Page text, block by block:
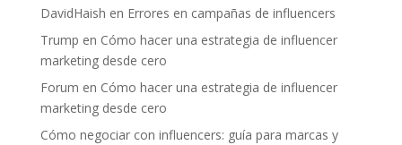
DavidHaish en Errores en campañas de influencers
Trump en Cómo hacer una estrategia de influencer
marketing desde cero
Forum en Cómo hacer una estrategia de influencer
marketing desde cero
Cómo negociar con influencers: guía para marcas y